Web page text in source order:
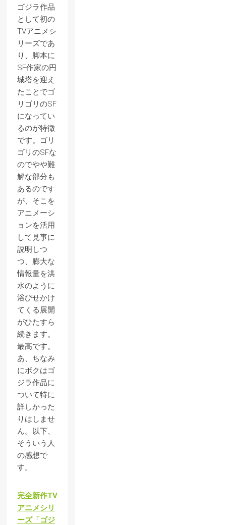
ゴジラ作品
として初の
TVアニメシ
リーズであ
り、脚本に
SF作家の円
城塔を迎え
たことでゴ
リゴリのSF
になってい
るのが特徴
です。ゴリ
ゴリのSFな
のでやや難
解な部分も
あるのです
が、そこを
アニメーシ
ョンを活用
して見事に
説明しつ
つ、膨大な
情報量を洪
水のように
浴びせかけ
てくる展開
がひたすら
続きます。
最高です。
あ、ちなみ
にボクはゴ
ジラ作品に
ついて特に
詳しかった
りはしませ
ん。以下、
そういう人
の感想で
す。
完全新作TV
アニメシリ
ーズ「ゴジ